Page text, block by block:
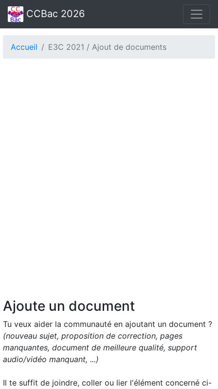
CCBac 2026
Accueil E3C 2021 / Ajout de documents
Ajoute un document
Tu veux aider la communauté en ajoutant un document ?
(nouveau sujet, proposition de correction, pages
manquantes, document de meilleure qualité, support
audio/vidéo manquant, ...)
Il te suffit de joindre, coller ou lier l'élément concerné ci-